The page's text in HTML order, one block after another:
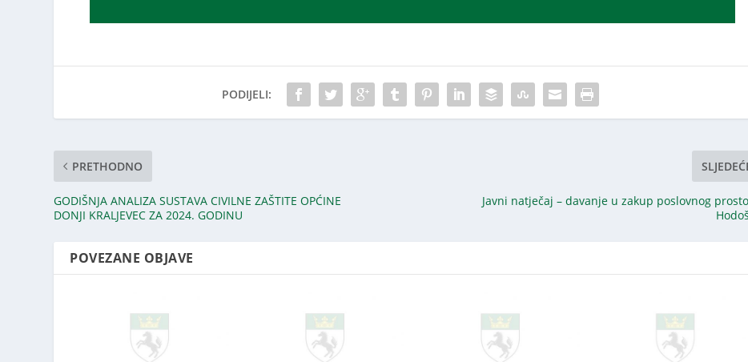
PODIJELI:
PRETHODNO
GODIŠNJA ANALIZA SUSTAVA CIVILNE ZAŠTITE OPĆINE
DONJI KRALJEVEC ZA 2024. GODINU
Javni natječaj – davanje u zakup poslovnog
POVEZANE OBJAVE